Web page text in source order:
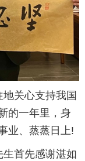
关心支持我国
的一年里，身
业、蒸蒸日上!
首先感谢湛如